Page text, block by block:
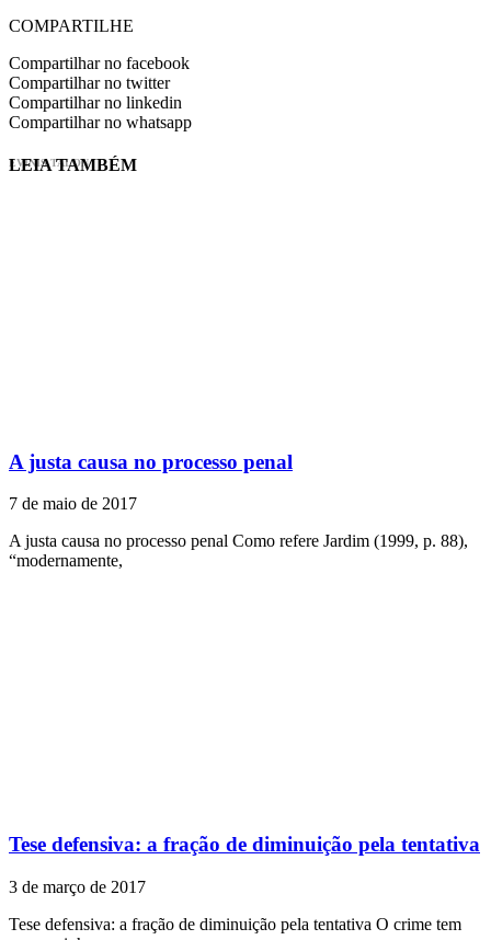
COMPARTILHE
Compartilhar no facebook
Compartilhar no twitter
Compartilhar no linkedin
Compartilhar no whatsapp
EVINIS TALON
LEIA TAMBÉM
A justa causa no processo penal
7 de maio de 2017
A justa causa no processo penal Como refere Jardim (1999, p. 88),
“modernamente,
Tese defensiva: a fração de diminuição pela tentativa
3 de março de 2017
Tese defensiva: a fração de diminuição pela tentativa O crime tem